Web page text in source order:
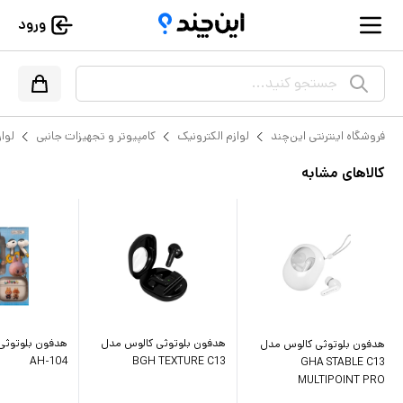
ورود
جستجو کنید...
فروشگاه اینترنتی این‌چند لوازم الکترونیک کامپیوتر و تجهیزات جانبی
کالاهای مشابه
هدفون بلوتوثی کالوس مدل
GHA STABLE C13
MULTIPOINT PRO
هدفون بلوتوثی کالوس مدل
BGH TEXTURE C13
هدفون
AH-104